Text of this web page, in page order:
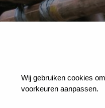
Wij gebruiken cookies
voorkeuren aanpassen.